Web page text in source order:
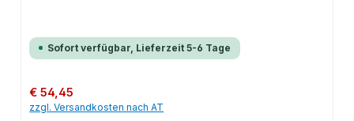
Sofort verfügbar, Lieferzeit 5-6 Tage
Regulärer Preis:
€ 54,45
zzgl. Versandkosten nach AT